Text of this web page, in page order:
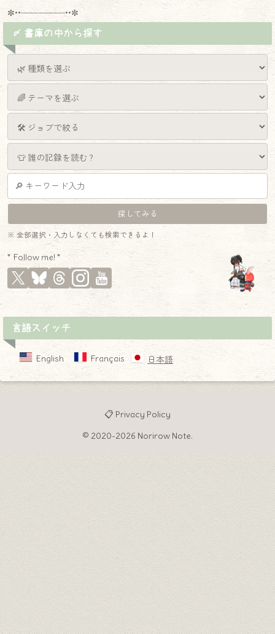
✼••┈┈┈┈┈┈┈┈┈••✼
〆 書庫の中から探す
※ 全部選択・入力しなくても検索できるよ！
* Follow me! *
言語スイッチ
English Français 日本語
📋 Privacy Policy
© 2020-2026 Norirow Note.